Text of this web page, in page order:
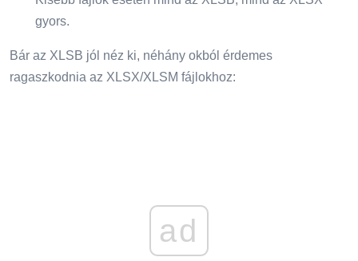
gyors.
Bár az XLSB jól néz ki, néhány okból érdemes
ragaszkodnia az XLSX/XLSM fájlokhoz:
ad